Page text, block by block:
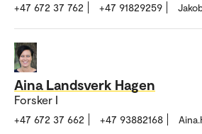
+47 672 37 762 +47 91829259
Aina Landsverk Hagen
Forsker I
+47 672 37 662 +47 93882168